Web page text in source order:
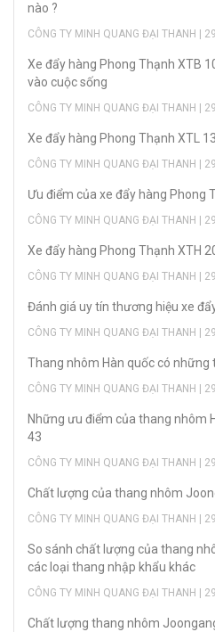
nào ?
CÔNG TY MINH QUANG ĐẠI THANH |
Xe đẩy hàng Phong Thạnh XTB
vào cuộc sống
CÔNG TY MINH QUANG ĐẠI THANH |
Xe đẩy hàng Phong Thạnh XTL
CÔNG TY MINH QUANG ĐẠI THANH |
Ưu điểm của xe đẩy hàng Phong
CÔNG TY MINH QUANG ĐẠI THANH |
Xe đẩy hàng Phong Thạnh XTH
CÔNG TY MINH QUANG ĐẠI THANH |
Đánh giá uy tín thương hiệu xe
CÔNG TY MINH QUANG ĐẠI THANH |
Thang nhôm Hàn quốc có những
CÔNG TY MINH QUANG ĐẠI THANH |
Những ưu điểm của thang nhôm
43
CÔNG TY MINH QUANG ĐẠI THANH |
Chất lượng của thang nhôm
CÔNG TY MINH QUANG ĐẠI THANH |
So sánh chất lượng của thang
các loại thang nhập khẩu khác
CÔNG TY MINH QUANG ĐẠI THANH |
Chất lượng thang nhôm